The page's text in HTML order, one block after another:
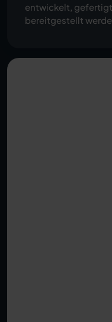
entwickelt,
bereitgestellt